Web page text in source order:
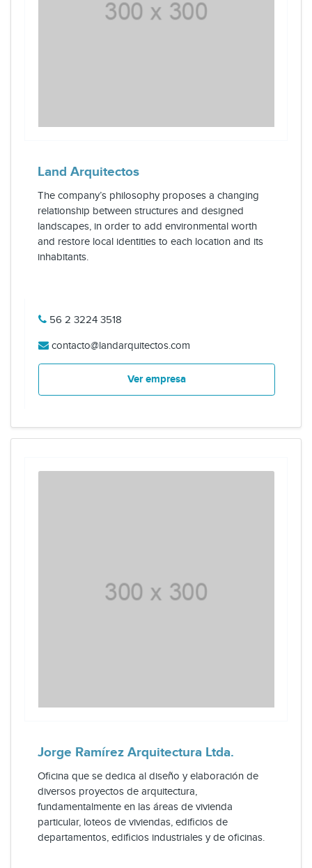
Land Arquitectos
The company’s philosophy proposes a changing
relationship between structures and designed
landscapes, in order to add environmental worth
and restore local identities to each location and its
inhabitants.
56 2 3224 3518
contacto@landarquitectos.com
Ver empresa
Jorge Ramírez Arquitectura Ltda.
Oficina que se dedica al diseño y elaboración de
diversos proyectos de arquitectura,
fundamentalmente en las áreas de vivienda
particular, loteos de viviendas, edificios de
departamentos, edificios industriales y de oficinas.